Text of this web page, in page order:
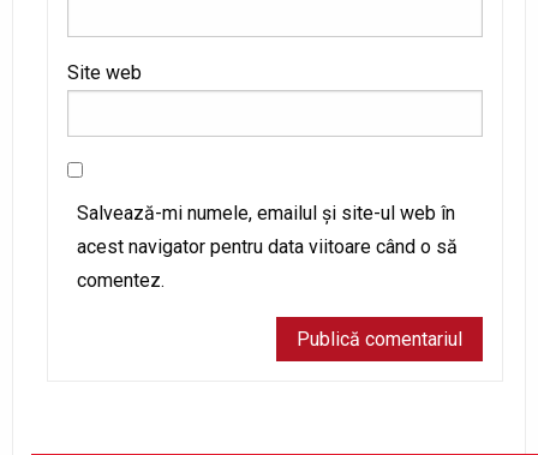
Site web
Salvează-mi numele, emailul și site-ul web în
acest navigator pentru data viitoare când o să
comentez.